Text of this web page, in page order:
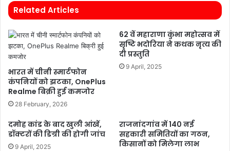
Related Articles
भारत में चीनी स्मार्टफोन
कंपनियों को झटका, OnePlus
Realme बिक्री हुई कमजोर
28 February, 2026
62 वें महाराणा कुंभा महोत्सव में
सृष्टि भदोरिया ने कथक नृत्य की
दी प्रस्तुति
9 April, 2025
दमोह कांड के बाद खुली आंखें,
डॉक्टरों की डिग्री की होगी जांच
9 April, 2025
राजनांदगांव में 140 नई
सहकारी समितियों का गठन,
किसानों को मिलेगा लाभ